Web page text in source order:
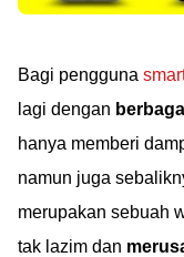
Bagi pengguna
lagi dengan
hanya memberi
namun juga
merupakan sebuah
tak lazim dan